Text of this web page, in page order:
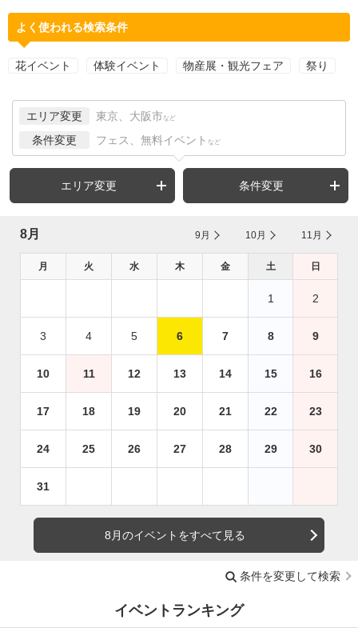
よく使われる検索条件
花イベント 体験イベント 物産展・観光フェア 祭り
エリア変更 東京、大阪市 など
条件変更 フェス、無料イベント など
エリア変更 条件変更
8月 9月 10月 11月
月 火 水 木 金 土 日
1 2
3 4 5 6 7 8 9
10 11 12 13 14 15 16
17 18 19 20 21 22 23
24 25 26 27 28 29 30
31
8月のイベントをすべて見る
条件を変更して検索
イベントランキング